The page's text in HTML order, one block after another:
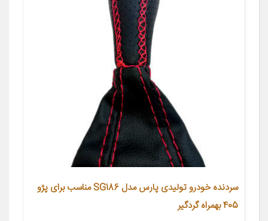
سردنده خودرو تولیدی پارس مدل SG186 مناسب برای پژو
405 بهمراه گردگیر